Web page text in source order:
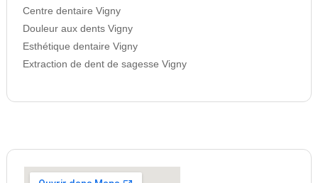
Centre dentaire Vigny
Douleur aux dents Vigny
Esthétique dentaire Vigny
Extraction de dent de sagesse Vigny